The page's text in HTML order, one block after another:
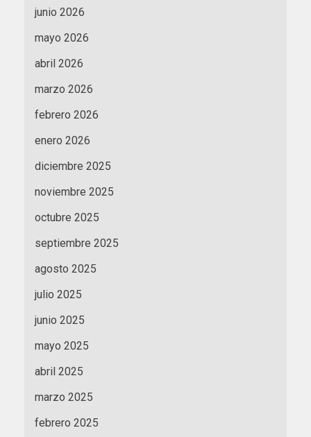
junio 2026
mayo 2026
abril 2026
marzo 2026
febrero 2026
enero 2026
diciembre 2025
noviembre 2025
octubre 2025
septiembre 2025
agosto 2025
julio 2025
junio 2025
mayo 2025
abril 2025
marzo 2025
febrero 2025